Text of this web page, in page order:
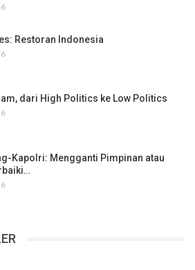
Restoran Indonesia
dari High Politics ke Low Politics
Kapolri: Mengganti Pimpinan atau